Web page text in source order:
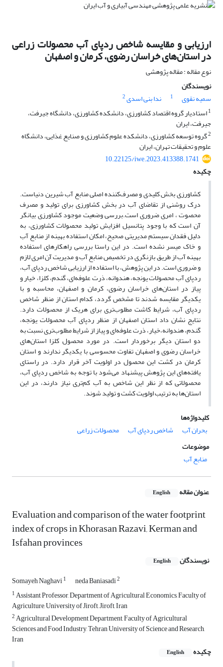
ارزیابی و مقایسه شاخص ردپای آب محصولات زراعی
در استان‌های خراسان رضوی، کرمان و اصفهان
نوع مقاله : مقاله پژوهشی
نویسندگان
سمیه نقوی
1 ندا بنی اسدی2
1استادیار گروه اقتصاد کشاورزی، دانشکده کشاورزی، دانشگاه جیرفت،
جیرفت، ایران
2گروه توسعه کشاورزی، دانشکده علوم کشاورزی و صنایع غذایی، دانشگاه
علوم و تحقیقات تهران، ایران
10.22125/iwe.2023.413388.1741
چکیده
کشاورزی بخش کلیدی و مصرف‌کننده اصلی منابع آب شیرین دنیاست.
درک روشنی از تقاضای آب در بخش کشاورزی برای تولید و مصرف
محصوت ، امری ضروری است.بررسی وضعیت موجود کشاورزی بیانگر
آن است که با وجود پتانسیل افزایش تولید محصولات کشاورزی، به
دلیل فقدان سیستم مدیریتی صحیح، امکان استفاده بهینه از منابع آب
و خاک میسر نشده است. در این راستا بررسی راهکارهای استفاده
بهینه آب از طریق بازنگری در تخصیص منابع آب و مدیریت آن امری لازم
و ضروری است. در این پژوهش، با استفاده از ارزیابی شاخص ردپای آب،
ردپای آب محصولات یونجه، هندوانه، ذرت علوفه‌ای، گندم، کلزا، خیار و
پیاز در استان‌های خراسان رضوی، کرمان و اصفهان، محاسبه و با
یکدیگر مقایسه شدند تا مشخص گردد، کدام استان از منظر شاخص
ردپای آب، شرایط کاشت مطلوب‌تری برای هریک از محصولات دارد.
نتایج نشان داد استان اصفهان از منظر ردپای آب محصولات یونجه،
گندم، هندوانه،خیار، ذرت علوفه‌ای و پیاز از شرایط مطلوب‌تری نسبت به
دو استان دیگر برخوردار است. در مورد محصول کلزا استان‌های
خراسان رضوی و اصفهان تفاوت محسوسی با یکدیگر ندارند و استان
کرمان در کشت این محصول در اولویت آخر قرار دارد. در راستای
یافته‌های این پژوهش پیشنهاد می‌شود با توجه به شاخص ردپای آب،
محصولاتی که از نظر این شاخص به آب کم‌تری نیاز دارند، در این
استان‌ها به ترتیب اولویت کشت و تولید شوند.
کلیدواژه‌ها
بحران آب
شاخص ردپای آب
محصولات زراعی
موضوعات
منابع آب
عنوان مقاله English
Evaluation and comparison of the water footprint
index of crops in Khorasan Razavi, Kerman and
Isfahan provinces
نویسندگان English
Somayeh Naghavi1 neda Baniasadi2
1Assistant Professor, Department of Agricultural Economics, Faculty of
Agriculture, University of Jiroft, Jiroft, Iran
2Agricultural Development Department, Faculty of Agricultural
Sciences and Food Industry, Tehran University of Science and Research,
Iran
چکیده
English